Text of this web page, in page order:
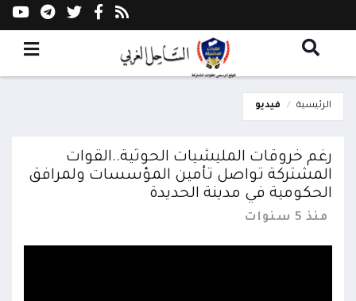
الرئيسية فيديو
رغم خروقات المليشيات الحوثية..القوات
المشتركة تواصل تأمين المؤسسات ولمرافق
الحكومية في مدينة الحديدة
منذ 5 سنوات